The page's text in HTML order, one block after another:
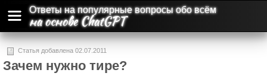
Ответы на популярные вопросы обо всём
на основе ChatGPT
Статья добавлена 02.07.2011
Зачем нужно тире?